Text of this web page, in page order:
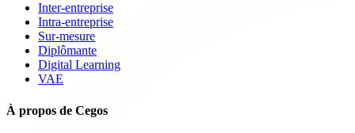
Inter-entreprise
Intra-entreprise
Sur-mesure
Diplômante
Digital Learning
VAE
À propos de Cegos